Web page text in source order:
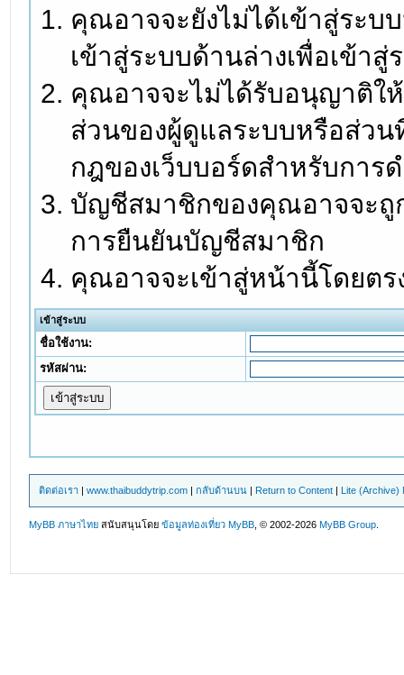
คุณอาจจะยังไม่ได้เข้าสู่ระบ
เข้าสู่ระบบด้านล่างเพื่อเข้า
คุณอาจจะไม่ได้รับอนุญาติใ
ส่วนของผู้ดูแลระบบหรือส่ว
กฎของเว็บบอร์ดสำหรับการ
บัญชีสมาชิกของคุณอาจจะถู
การยืนยันบัญชีสมาชิก
คุณอาจจะเข้าสู่หน้านี้โดยต
เข้าสู่ระบบ
ชื่อใช้งาน:
รหัสผ่าน:
ติดต่อเรา |www.thaibuddytrip.com |กลับด้านบน | Return to Content | Lite (Archive)
MyBB ภาษาไทย สนับสนุนโดยข้อมูลท่องเที่ยว MyBB , © 2002-2026MyBB Group